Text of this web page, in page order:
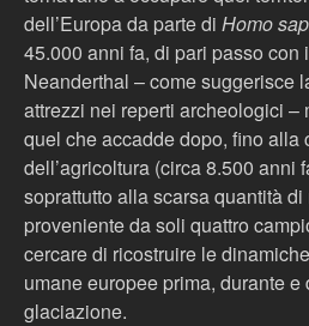
dell’Europa da parte di Homo
45.000 anni fa, di pari passo con
Neanderthal – come suggerisce
attrezzi nei reperti archeologici –
quel che accadde dopo, fino alla
dell’agricoltura (circa 8.500 anni
soprattutto alla scarsa quantità
proveniente da soli quattro
cercare di ricostruire le
umane europee prima, durante e
glaciazione.